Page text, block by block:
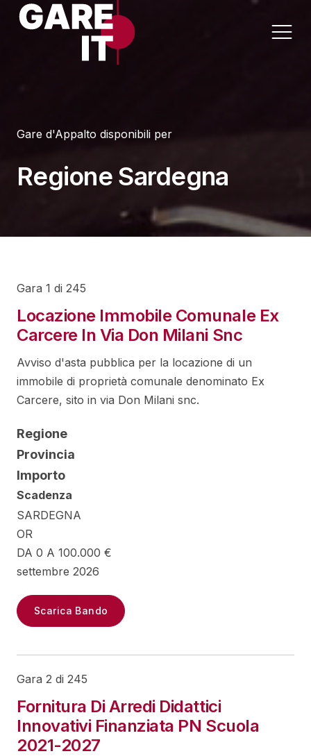
Lavori
Servizi
Sanità
Appalti per Regione
Gare d'Appalto disponibili per
Regione Sardegna
Gara 1 di 245
Locazione Immobile Comunale Ex
Carcere In Via Don Milani Snc
Avviso d'asta pubblica per la locazione di un
immobile di proprietà comunale denominato Ex
Carcere, sito in via Don Milani snc.
Regione
Provincia
Importo
Scadenza
SARDEGNA
OR
DA 0 A 100.000 €
settembre 2026
Scarica Bando
Gara 2 di 245
Fornitura Di Arredi Didattici
Innovativi Finanziata PN Scuola
2021-2027